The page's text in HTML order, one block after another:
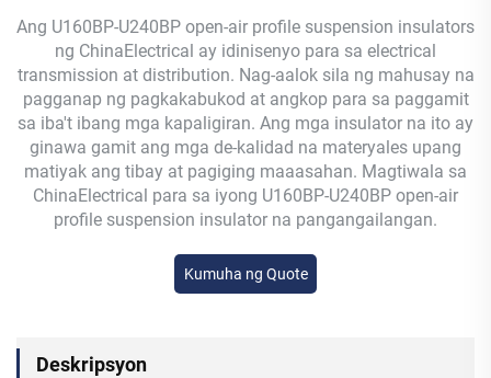
Ang U160BP-U240BP open-air profile suspension insulators
ng ChinaElectrical ay idinisenyo para sa electrical
transmission at distribution. Nag-aalok sila ng mahusay na
pagganap ng pagkakabukod at angkop para sa paggamit
sa iba't ibang mga kapaligiran. Ang mga insulator na ito ay
ginawa gamit ang mga de-kalidad na materyales upang
matiyak ang tibay at pagiging maaasahan. Magtiwala sa
ChinaElectrical para sa iyong U160BP-U240BP open-air
profile suspension insulator na pangangailangan.
Kumuha ng Quote
Deskripsyon